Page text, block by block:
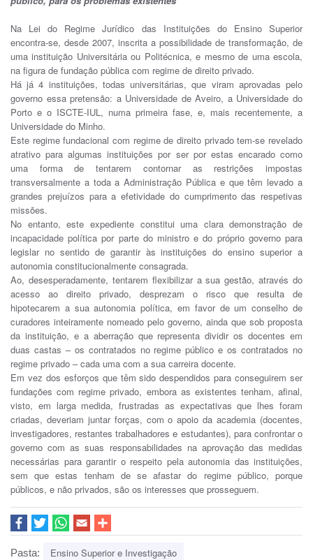
Na Lei do Regime Jurídico das Instituições do Ensino Superior
encontra-se, desde 2007, inscrita a possibilidade de transformação, de
uma instituição Universitária ou Politécnica, e mesmo de uma escola,
na figura de fundação pública com regime de direito privado.
Há já 4 instituições, todas universitárias, que viram aprovadas pelo
governo essa pretensão: a Universidade de Aveiro, a Universidade do
Porto e o ISCTE-IUL, numa primeira fase, e, mais recentemente, a
Universidade do Minho.
Este regime fundacional com regime de direito privado tem-se revelado
atrativo para algumas instituições por ser por estas encarado como
uma forma de tentarem contornar as restrições impostas
transversalmente a toda a Administração Pública e que têm levado a
grandes prejuízos para a efetividade do cumprimento das respetivas
missões.
No entanto, este expediente constitui uma clara demonstração de
incapacidade política por parte do ministro e do próprio governo para
legislar no sentido de garantir às instituições do ensino superior a
autonomia constitucionalmente consagrada.
Ao, desesperadamente, tentarem flexibilizar a sua gestão, através do
acesso ao direito privado, desprezam o risco que resulta de
hipotecarem a sua autonomia política, em favor de um conselho de
curadores inteiramente nomeado pelo governo, ainda que sob proposta
da instituição, e a aberração que representa dividir os docentes em
duas castas – os contratados no regime público e os contratados no
regime privado – cada uma com a sua carreira docente.
Em vez dos esforços que têm sido despendidos para conseguirem ser
fundações com regime privado, embora as existentes tenham, afinal,
visto, em larga medida, frustradas as expectativas que lhes foram
criadas, deveriam juntar forças, com o apoio da academia (docentes,
investigadores, restantes trabalhadores e estudantes), para confrontar o
governo com as suas responsabilidades na aprovação das medidas
necessárias para garantir o respeito pela autonomia das instituições,
sem que estas tenham de se afastar do regime público, porque
públicos, e não privados, são os interesses que prosseguem.
Pasta: Ensino Superior e Investigação